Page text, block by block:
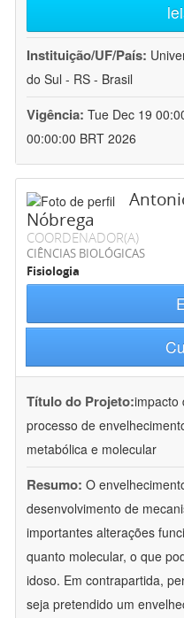
Instituição/UF/País:
do Sul - RS - Brasil
Vigência: Tue Dec 19
00:00:00 BRT 2026
Nóbrega
COORDENADOR(A)
CIÊNCIAS BIOLÓGICAS
Fisiologia
Título do Projeto:impacto
processo de
metabólica e molecular
Resumo: O
desenvolvimento de
importantes alterações
quanto molecular, o que
idoso. Em contrapartida,
seja pretendido um